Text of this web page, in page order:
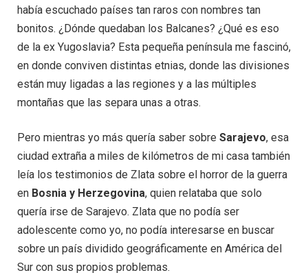
había escuchado países tan raros con nombres tan
bonitos. ¿Dónde quedaban los Balcanes? ¿Qué es eso
de la ex Yugoslavia? Esta pequeña península me fascinó,
en donde conviven distintas etnias, donde las divisiones
están muy ligadas a las regiones y a las múltiples
montañas que las separa unas a otras.
Pero mientras yo más quería saber sobre Sarajevo, esa
ciudad extraña a miles de kilómetros de mi casa también
leía los testimonios de Zlata sobre el horror de la guerra
en Bosnia y Herzegovina, quien relataba que solo
quería irse de Sarajevo. Zlata que no podía ser
adolescente como yo, no podía interesarse en buscar
sobre un país dividido geográficamente en América del
Sur con sus propios problemas.